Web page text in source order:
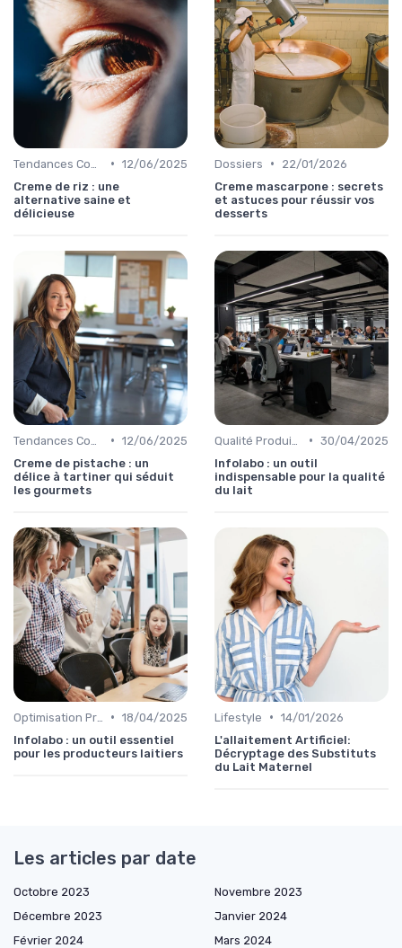
• 12/06/2025
Creme de riz : une
alternative saine et
délicieuse
Dossiers •
22/01/2026
Creme mascarpone : secrets
et astuces pour réussir vos
desserts
• 12/06/2025
Creme de pistache : un
délice à tartiner qui séduit
les gourmets
• 30/04/2025
Infolabo : un outil
indispensable pour la qualité
du lait
• 18/04/2025
Infolabo : un outil essentiel
pour les producteurs laitiers
Lifestyle • 14/01/2026
L'allaitement Artificiel:
Décryptage des Substituts
du Lait Maternel
Les articles par date
Octobre 2023
Novembre 2023
Décembre 2023
Janvier 2024
Février 2024
Mars 2024